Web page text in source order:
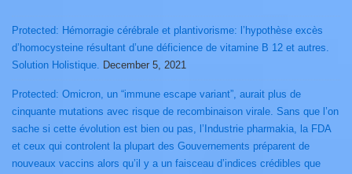
Protected: Hémorragie cérébrale et plantivorisme: l’hypothèse excès
d’homocysteine résultant d’une déficience de vitamine B 12 et autres.
Solution Holistique. December 5, 2021
Protected: Omicron, un “immune escape variant”, aurait plus de
cinquante mutations avec risque de recombinaison virale. Sans que l’on
sache si cette évolution est bien ou pas, l’Industrie pharmakia, la FDA
et ceux qui controlent la plupart des Gouvernements préparent de
nouveaux vaccins alors qu’il y a un faisceau d’indices crédibles que